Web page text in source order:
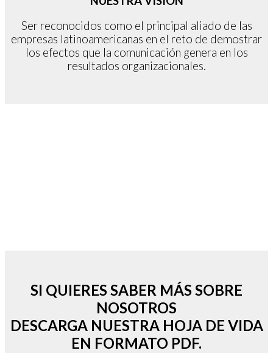
Ser reconocidos como el principal aliado de las
empresas latinoamericanas en el reto de demostrar
los efectos que la comunicación genera en los
resultados organizacionales.
SI QUIERES SABER MÁS SOBRE
NOSOTROS
DESCARGA NUESTRA HOJA DE VIDA
EN FORMATO PDF.